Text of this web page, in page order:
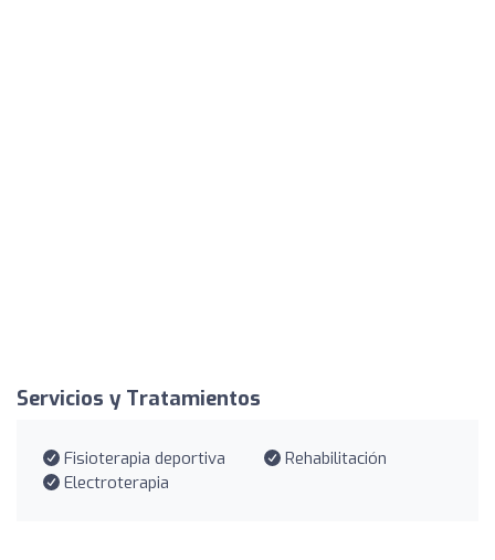
Servicios y Tratamientos
Fisioterapia deportiva
Rehabilitación
Electroterapia